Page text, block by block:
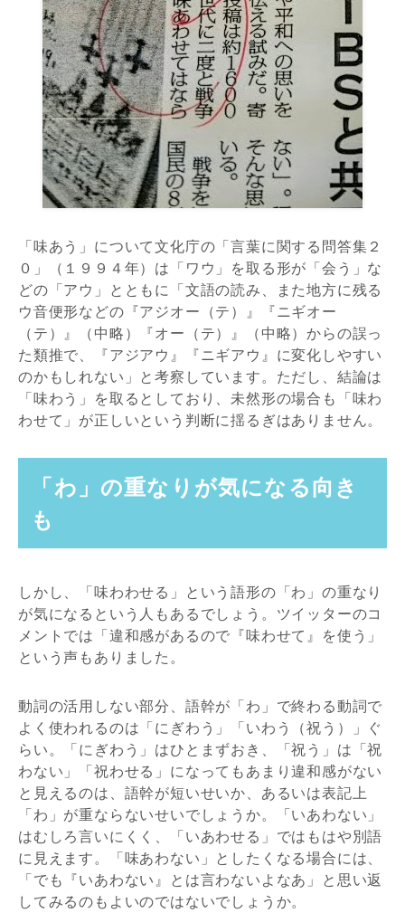
「味あう」について文化庁の「言葉に関する問答集２
０」（１９９４年）は「ワウ」を取る形が「会う」な
どの「アウ」とともに「文語の読み、また地方に残る
ウ音便形などの『アジオー（テ）』『ニギオー
（テ）』（中略）『オー（テ）』（中略）からの誤っ
た類推で、『アジアウ』『ニギアウ』に変化しやすい
のかもしれない」と考察しています。ただし、結論は
「味わう」を取るとしており、未然形の場合も「味わ
わせて」が正しいという判断に揺るぎはありません。
「わ」の重なりが気になる向き
も
しかし、「味わわせる」という語形の「わ」の重なり
が気になるという人もあるでしょう。ツイッターのコ
メントでは「違和感があるので『味わせて』を使う」
という声もありました。
動詞の活用しない部分、語幹が「わ」で終わる動詞で
よく使われるのは「にぎわう」「いわう（祝う）」ぐ
らい。「にぎわう」はひとまずおき、「祝う」は「祝
わない」「祝わせる」になってもあまり違和感がない
と見えるのは、語幹が短いせいか、あるいは表記上
「わ」が重ならないせいでしょうか。「いあわない」
はむしろ言いにくく、「いあわせる」ではもはや別語
に見えます。「味あわない」としたくなる場合には、
「でも『いあわない』とは言わないよなあ」と思い返
してみるのもよいのではないでしょうか。